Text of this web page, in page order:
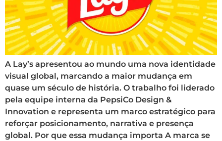
A Lay’s apresentou ao mundo uma nova identidade
visual global, marcando a maior mudança em
quase um século de história. O trabalho foi liderado
pela equipe interna da PepsiCo Design &
Innovation e representa um marco estratégico para
reforçar posicionamento, narrativa e presença
global. Por que essa mudança importa A marca se